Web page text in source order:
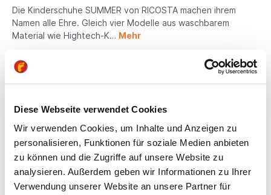
Diese Webseite verwendet Cookies
Wir verwenden Cookies, um Inhalte und Anzeigen zu
personalisieren, Funktionen für soziale Medien anbieten
zu können und die Zugriffe auf unsere Website zu
analysieren. Außerdem geben wir Informationen zu Ihrer
Verwendung unserer Website an unsere Partner für
Die Kinderschuhe SUMMER von RICOSTA machen ihrem
Namen alle Ehre. Gleich vier Modelle aus waschbarem
Material wie Hightech-K… Mehr
Kindgerechte
Passform
All unsere Schuhe sind